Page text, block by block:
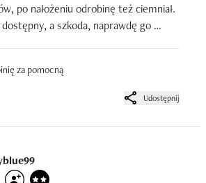
po nałożeniu odrobinę też ciemniał.
a szkoda, naprawdę go
za pomocną
Udostępnij